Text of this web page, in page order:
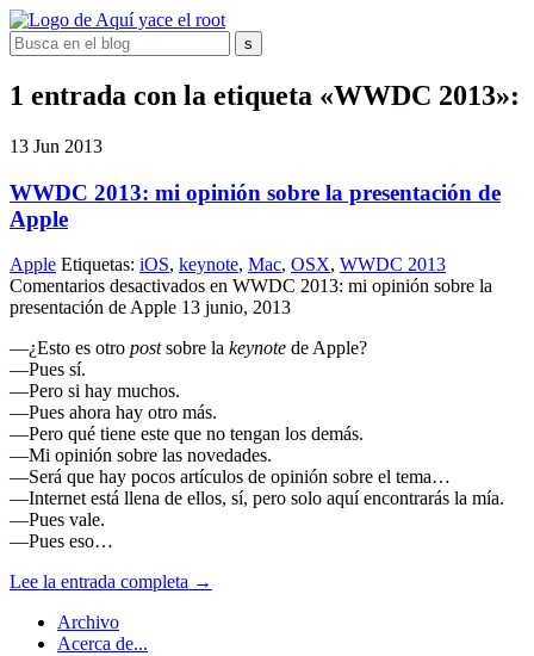
1 entrada con la etiqueta «WWDC 2013»:
13 Jun 2013
WWDC 2013: mi opinión sobre la presentación de
Apple
Apple Etiquetas: iOS, keynote, Mac, OSX, WWDC 2013
Comentarios desactivados en WWDC 2013: mi opinión sobre la
presentación de Apple 13 junio, 2013
—¿Esto es otro postsobre la keynote de Apple?
—Pues sí.
—Pero si hay muchos.
—Pues ahora hay otro más.
—Pero qué tiene este que no tengan los demás.
—Mi opinión sobre las novedades.
—Será que hay pocos artículos de opinión sobre el tema…
—Internet está llena de ellos, sí, pero solo aquí encontrarás la mía.
—Pues vale.
—Pues eso…
Lee la entrada completa →
Archivo
Acerca de...